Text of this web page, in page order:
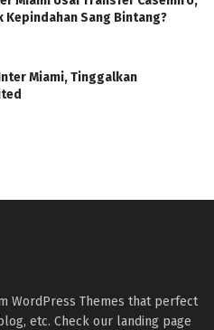
Kepindahan Sang Bintang?
Miami, Tinggalkan
WordPress Themes that perfect
etc. Check our landing page